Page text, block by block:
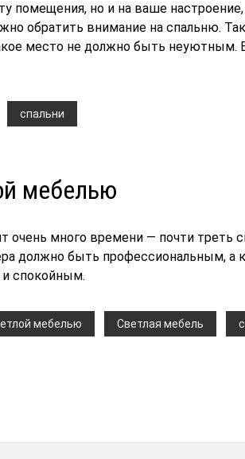
помещения, но и на ваше настроение,
обратить внимание на спальню.
место не должно быть неуютным.
спальни
мебелью
очень много времени — почти треть
должно быть профессиональным, а
спокойным.
мебелью Светлая мебель